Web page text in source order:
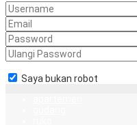
Saya bukan robot